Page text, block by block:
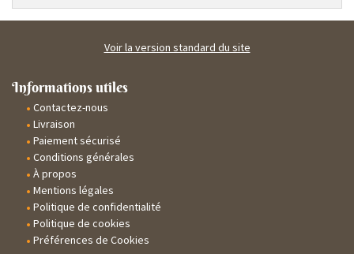
Voir la version standard du site
Informations utiles
Contactez-nous
Livraison
Paiement sécurisé
Conditions générales
À propos
Mentions légales
Politique de confidentialité
Politique de cookies
Préférences de Cookies